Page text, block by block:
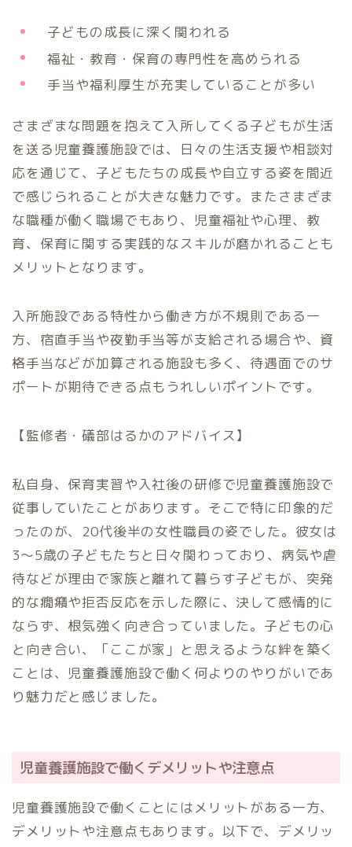
子どもの成長に深く関われる
福祉・教育・保育の専門性を高められる
手当や福利厚生が充実していることが多い
さまざまな問題を抱えて入所してくる子どもが生活
を送る児童養護施設では、日々の生活支援や相談対
応を通じて、子どもたちの成長や自立する姿を間近
で感じられることが大きな魅力です。またさまざま
な職種が働く職場でもあり、児童福祉や心理、教
育、保育に関する実践的なスキルが磨かれることも
メリットとなります。
入所施設である特性から働き方が不規則である一
方、宿直手当や夜勤手当等が支給される場合や、資
格手当などが加算される施設も多く、待遇面でのサ
ポートが期待できる点もうれしいポイントです。
【監修者・礒部はるかのアドバイス】
私自身、保育実習や入社後の研修で児童養護施設で
従事していたことがあります。そこで特に印象的だ
ったのが、20代後半の女性職員の姿でした。彼女は
3〜5歳の子どもたちと日々関わっており、病気や虐
待などが理由で家族と離れて暮らす子どもが、突発
的な癇癪や拒否反応を示した際に、決して感情的に
ならず、根気強く向き合っていました。子どもの心
と向き合い、「ここが家」と思えるような絆を築く
ことは、児童養護施設で働く何よりのやりがいであ
り魅力だと感じました。
児童養護施設で働くデメリットや注意点
児童養護施設で働くことにはメリットがある一方、
デメリットや注意点もあります。以下で、デメリッ